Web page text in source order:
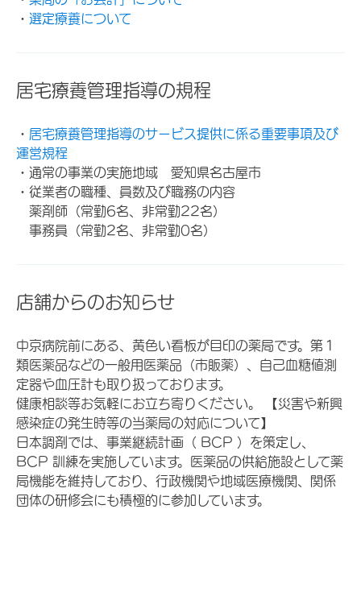
・ 選定療養について
居宅療養管理指導の規程
・ 居宅療養管理指導のサービス提供に係る重要事項及び
運営規程
・通常の事業の実施地域 愛知県名古屋市
・従業者の職種、員数及び職務の内容
薬剤師（常勤6名、非常勤22名）
事務員（常勤2名、非常勤0名）
店舗からのお知らせ
中京病院前にある、黄色い看板が目印の薬局です。第１
類医薬品などの一般用医薬品（市販薬）、自己血糖値測
定器や血圧計も取り扱っております。
健康相談等お気軽にお立ち寄りください。 【災害や新興
感染症の発生時等の当薬局の対応について】
日本調剤では、事業継続計画（ BCP ）を策定し、
BCP 訓練を実施しています。医薬品の供給施設として薬
局機能を維持しており、行政機関や地域医療機関、関係
団体の研修会にも積極的に参加しています。